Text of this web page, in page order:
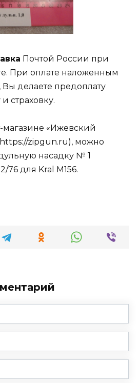
Почтой России при
При оплате наложенным
Вы делаете предоплату
страховку.
«Ижевский
zipgun.ru), можно
насадку № 1
76 для Kral M156.